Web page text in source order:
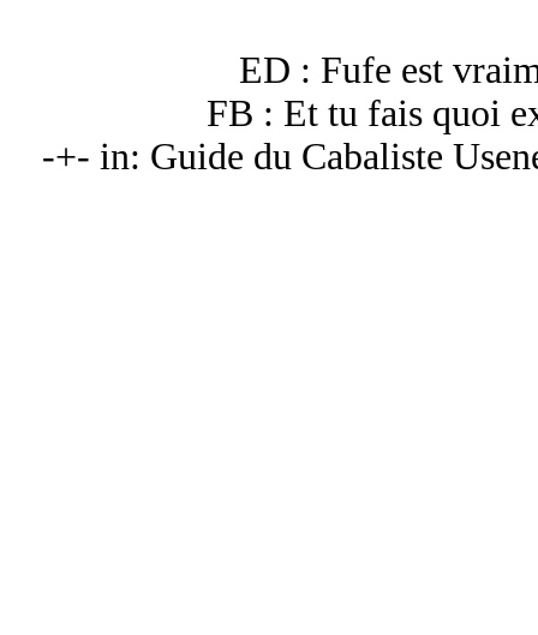
ED : Fufe est
FB : Et tu fais quoi
-+- in: Guide du Cabaliste